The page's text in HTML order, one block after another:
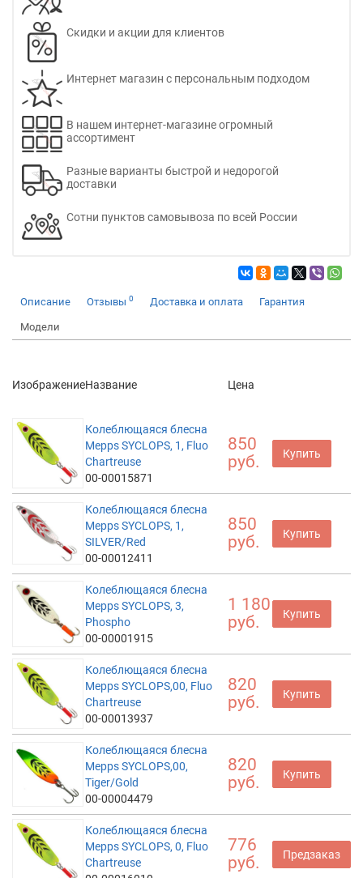
Скидки и акции для клиентов
Интернет магазин с персональным подходом
В нашем интернет-магазине огромный
ассортимент
Разные варианты быстрой и недорогой
доставки
Сотни пунктов самовывоза по всей России
Описание Отзывы 0 Доставка и оплата Гарантия
Модели
ИзображениеНазвание Цена
Колеблющаяся блесна
Mepps SYCLOPS, 1, Fluo
Chartreuse
00-00015871
850
руб.
Купить
Колеблющаяся блесна
Mepps SYCLOPS, 1,
SILVER/Red
00-00012411
850
руб.
Купить
Колеблющаяся блесна
Mepps SYCLOPS, 3,
Phospho
00-00001915
1 180
руб.
Купить
Колеблющаяся блесна
Mepps SYCLOPS,00, Fluo
Chartreuse
00-00013937
820
руб.
Купить
Колеблющаяся блесна
Mepps SYCLOPS,00,
Tiger/Gold
00-00004479
820
руб.
Купить
Колеблющаяся блесна
Mepps SYCLOPS, 0, Fluo
Chartreuse
776
руб.
Предзаказ